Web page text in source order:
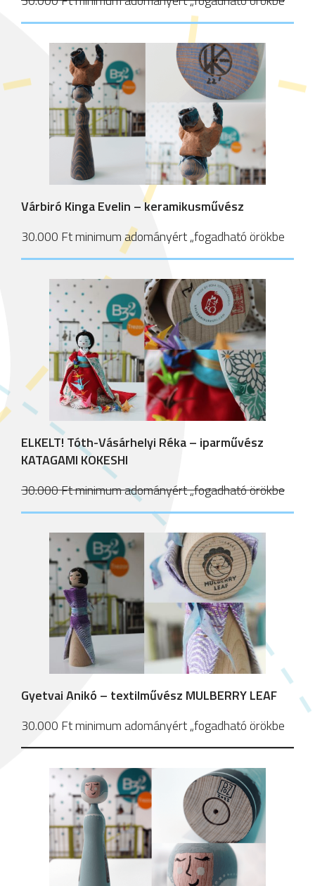
Várbiró Kinga Evelin – keramikusművész
30.000 Ft minimum adományért „fogadható örökbe
ELKELT! Tóth-Vásárhelyi Réka – iparművész
KATAGAMI KOKESHI
30.000 Ft minimum adományért „fogadható örökbe
Gyetvai Anikó – textilművész MULBERRY LEAF
30.000 Ft minimum adományért „fogadható örökbe